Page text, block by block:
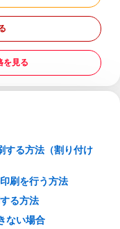
を見る
する方法（割り付け
刷を行う方法
る方法
ない場合